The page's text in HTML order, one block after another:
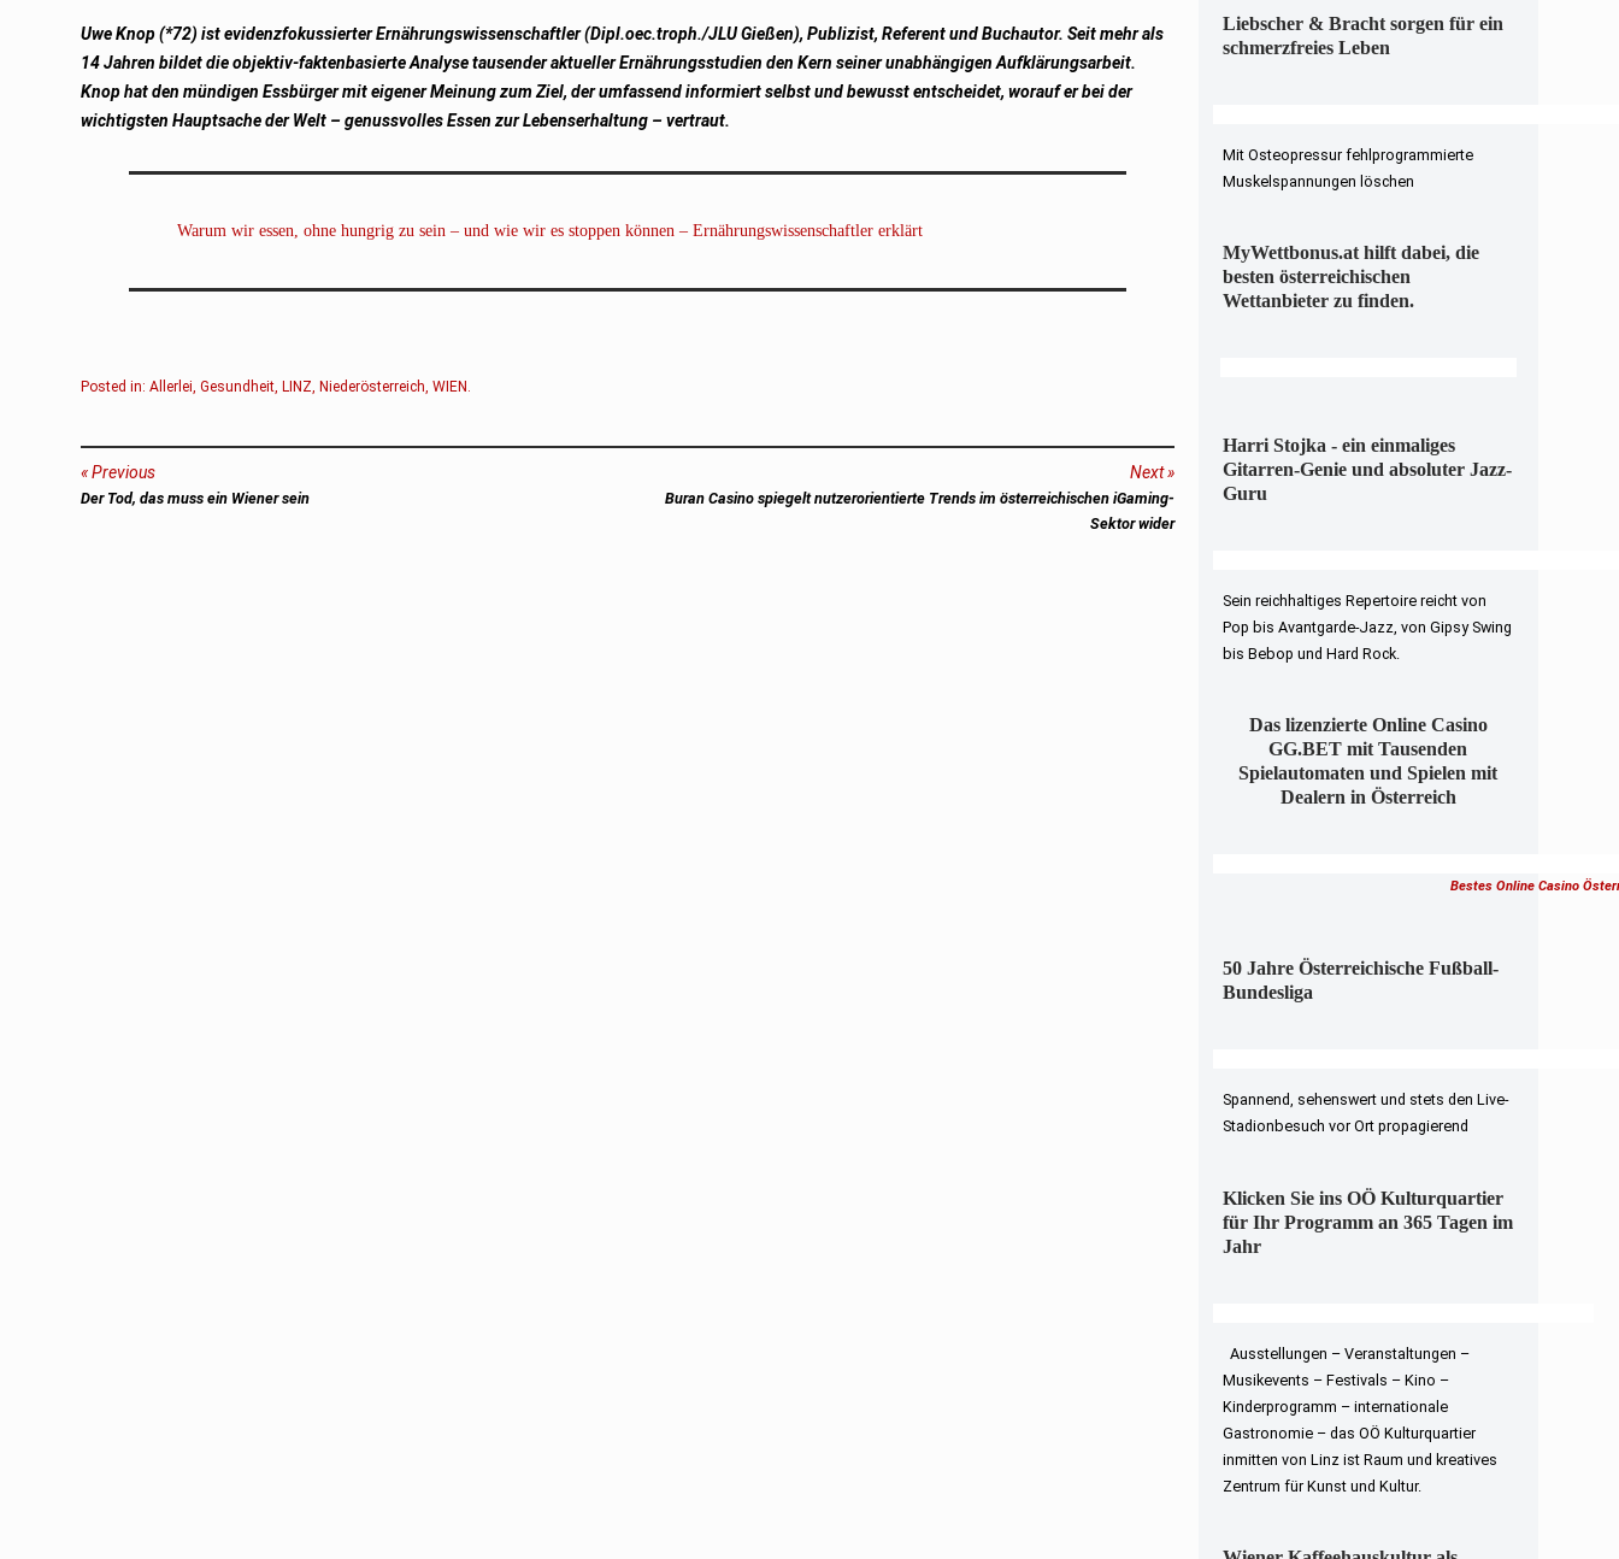
Uwe Knop (*72) ist evidenzfokussierter Ernährungswissenschaftler (Dipl.oec.troph./JLU Gießen), Publizist, Referent und Buchautor. Seit mehr als
14 Jahren bildet die objektiv-faktenbasierte Analyse tausender aktueller Ernährungsstudien den Kern seiner unabhängigen Aufklärungsarbeit.
Knop hat den mündigen Essbürger mit eigener Meinung zum Ziel, der umfassend informiert selbst und bewusst entscheidet, worauf er bei der
wichtigsten Hauptsache der Welt – genussvolles Essen zur Lebenserhaltung – vertraut.
Warum wir essen, ohne hungrig zu sein – und wie wir es stoppen können – Ernährungswissenschaftler erklärt
Posted in:Allerlei ,Gesundheit ,LINZ ,Niederösterreich ,WIEN
Beitragsnavigation
Previous
Previous
Der Tod, das muss ein Wiener sein
Next
Next
Buran Casino spiegelt nutzerorientierte Trends im österreichischen iGaming-
Sektor wider
Liebscher & Bracht sorgen für ein
schmerzfreies Leben
Mit Osteopressur fehlprogrammierte
Muskelspannungen löschen
MyWettbonus.at hilft dabei, die
besten österreichischen
Wettanbieter zu finden.
Harri Stojka - ein einmaliges
Gitarren-Genie und absoluter Jazz-
Guru
Sein reichhaltiges Repertoire reicht von
Pop bis Avantgarde-Jazz, von Gipsy Swing
bis Bebop und Hard Rock.
Das lizenzierte Online Casino
GG.BET mit Tausenden
Spielautomaten und Spielen mit
Dealern in Österreich
Bestes Online Casino
50 Jahre Österreichische Fußball-
Bundesliga
Spannend, sehenswert und stets den Live-
Stadionbesuch vor Ort propagierend
Klicken Sie ins OÖ Kulturquartier
für Ihr Programm an 365 Tagen im
Jahr
Ausstellungen – Veranstaltungen –
Musikevents – Festivals – Kino –
Kinderprogramm – internationale
Gastronomie – das OÖ Kulturquartier
inmitten von Linz ist Raum und kreatives
Zentrum für Kunst und Kultur.